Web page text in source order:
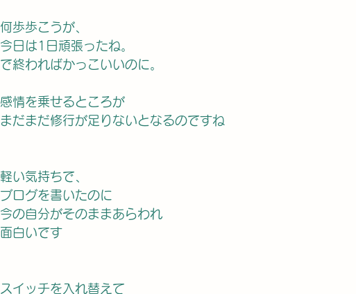
何歩歩こうが、
今日は1日頑張ったね。
で終わればかっこいいのに。
感情を乗せるところが
まだまだ修行が足りないとなるのですね
軽い気持ちで、
ブログを書いたのに
今の自分がそのままあらわれ
面白いです
スイッチを入れ替えて